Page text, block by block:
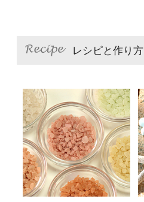
レシピと作り方